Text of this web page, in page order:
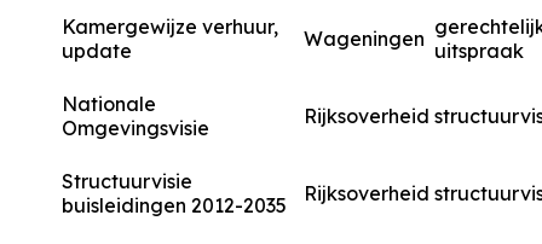
Kamergewijze verhuur,
update
Wageningen uitspraak
Nationale
Omgevingsvisie
Rijksoverheid
Structuurvisie
buisleidingen 2012-2035
Rijksoverheid